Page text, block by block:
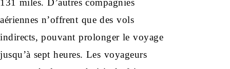
131 miles. D’autres compagnies
aériennes n’offrent que des vols
indirects, pouvant prolonger le voyage
jusqu’à sept heures. Les voyageurs